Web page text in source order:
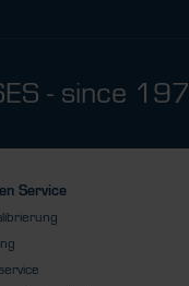
- since
Service